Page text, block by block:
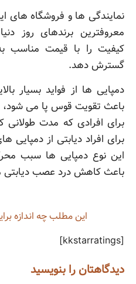
نمایندگی ها و فروشگاه های
معروفترین برندهای روز
کیفیت را با قیمت مناسب
گسترش دهد.
دمپایی ها از فواید بسیار
باعث تقویت قوس پا می
برای افرادی که مدت طولانی
برای افراد دیابتی از
این نوع دمپایی ها سبب
باعث کاهش درد عصب
این مطلب چه‌ اندازه
[kkstarratings]
دیدگاهتان را بنویسید